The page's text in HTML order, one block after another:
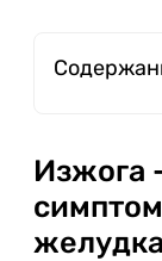
Изжога
желудка